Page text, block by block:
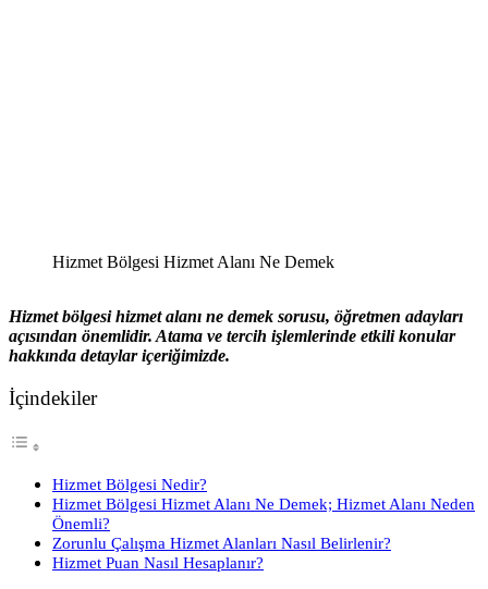
Hizmet Bölgesi Hizmet Alanı Ne Demek
Hizmet bölgesi hizmet alanı ne demek sorusu, öğretmen adayları
açısından önemlidir. Atama ve tercih işlemlerinde etkili konular
hakkında detaylar içeriğimizde.
İçindekiler
Hizmet Bölgesi Nedir?
Hizmet Bölgesi Hizmet Alanı Ne Demek; Hizmet Alanı Neden
Önemli?
Zorunlu Çalışma Hizmet Alanları Nasıl Belirlenir?
Hizmet Puan Nasıl Hesaplanır?